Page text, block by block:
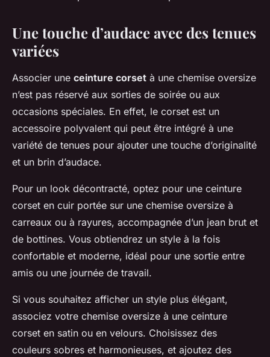
Une touche d’audace avec des tenues
variées
Associer une ceinture corset à une chemise oversize
n’est pas réservé aux sorties de soirée ou aux
occasions spéciales. En effet, le corset est un
accessoire polyvalent qui peut être intégré à une
variété de tenues pour ajouter une touche d’originalité
et un brin d’audace.
Pour un look décontracté, optez pour une ceinture
corset en cuir portée sur une chemise oversize à
carreaux ou à rayures, accompagnée d’un jean brut et
de bottines. Vous obtiendrez un style à la fois
confortable et moderne, idéal pour une sortie entre
amis ou une journée de travail.
Si vous souhaitez afficher un style plus élégant,
associez votre chemise oversize à une ceinture
corset en satin ou en velours. Choisissez des
couleurs sobres et harmonieuses, et ajoutez des